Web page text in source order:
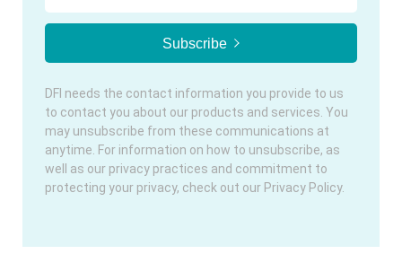
DFI needs the contact information you provide to us
to contact you about our products and services. You
may unsubscribe from these communications at
anytime. For information on how to unsubscribe, as
well as our privacy practices and commitment to
protecting your privacy, check out our Privacy Policy.